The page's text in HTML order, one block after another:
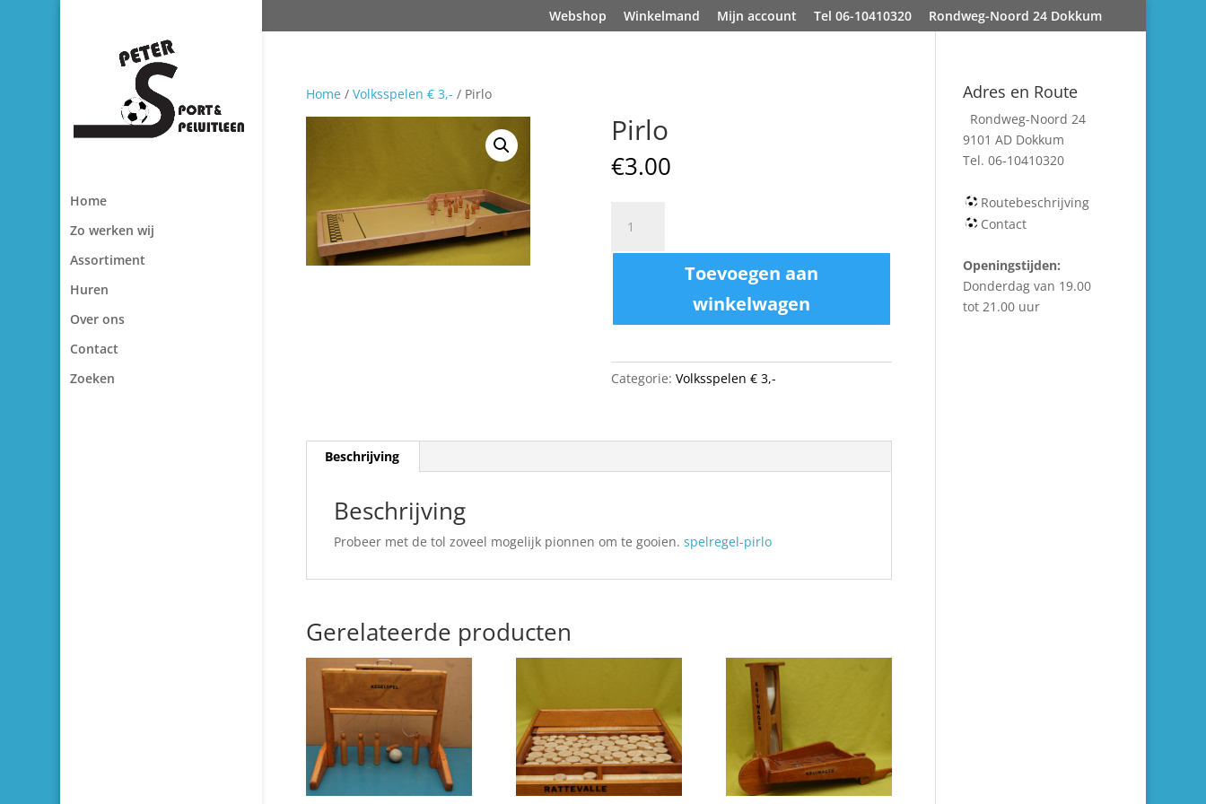
Webshop Winkelmand Mijn account Tel 06-10410320 Rondweg-Noord 24 Dokkum
Home
Zo werken wij
Assortiment
Huren
Over ons
Contact
Zoeken
Home /Volksspelen € 3,- / Pirlo
Pirlo
€3.00
aantal
Toevoegen aan
winkelwagen
Categorie: Volksspelen € 3,-
Beschrijving
Beschrijving
Probeer met de tol zoveel mogelijk pionnen om te gooien.spelregel-pirlo
Gerelateerde producten
Adres en Route
Rondweg-Noord 24
9101 AD Dokkum
Tel. 06-10410320
Routebeschrijving
Contact
Openingstijden:
Donderdag van 19.00
tot 21.00 uur